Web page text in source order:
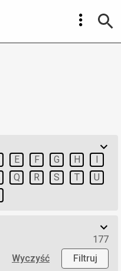
E F G H
I
Q R S T
U
177
Wyczyść
Filtruj